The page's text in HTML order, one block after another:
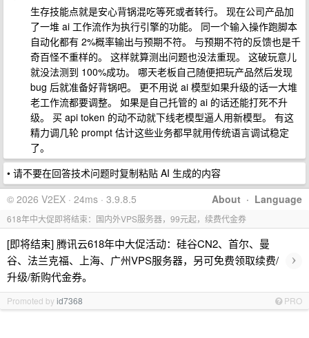
生存技能点就是安心背锅混吃等死或者转行。 现在公司产品加
了一堆 ai 工作流作为执行引擎的功能。 同一个输入操作跑脚本
自动化都有 2%概率输出与预期不符。 与预期不符的反馈也是千
奇百怪不重样的。 这样就算测出问题也没法重现。 这破玩意儿
就没法测到 100%成功。 哪天老板自己随便把玩产品然后发现
bug 后就准备好背锅吧。 更不用说 ai 模型如果升级的话一大堆
老工作流都要调整。 如果是自己托管的 ai 的话还能打死不升
级。 买 api token 的动不动就下线老模型逼人用新模型。 有这
精力调几轮 prompt 估计这些业务都早就用传统语言调试稳定
了。
• 请不要在回答技术问题时复制粘贴 AI 生成的内容
About · Language
© 2026 V2EX · 24ms · 3.9.8.5
618年中大促即将结束：国内外VPS服务器，99元起，续费代金券
[即将结束] 腾讯云618年中大促活动：硅谷CN2、首尔、曼
谷、法兰克福、上海、广州VPS服务器，另可免费领取续费/
升级/新购代金券。
›
Promoted byid7368 PRO